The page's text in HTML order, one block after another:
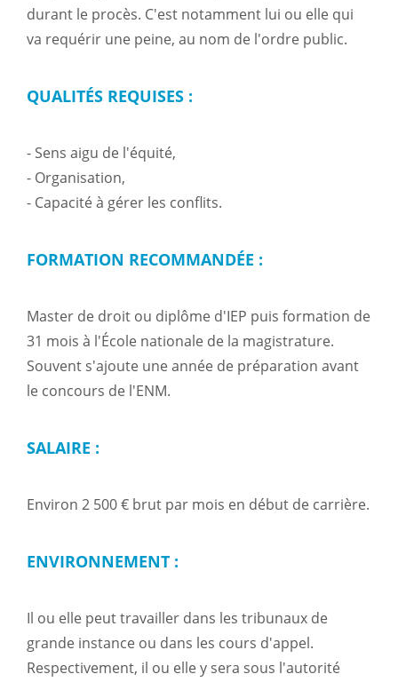
durant le procès. C'est notamment lui ou elle qui
va requérir une peine, au nom de l'ordre public.
QUALITÉS REQUISES :
- Sens aigu de l'équité,
- Organisation,
- Capacité à gérer les conflits.
FORMATION RECOMMANDÉE :
Master de droit ou diplôme d'IEP puis formation de
31 mois à l'École nationale de la magistrature.
Souvent s'ajoute une année de préparation avant
le concours de l'ENM.
SALAIRE :
Environ 2 500 € brut par mois en début de carrière.
ENVIRONNEMENT :
Il ou elle peut travailler dans les tribunaux de
grande instance ou dans les cours d'appel.
Respectivement, il ou elle y sera sous l'autorité